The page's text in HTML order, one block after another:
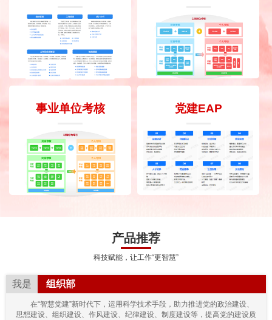
事业单位考核 党建EAP
产品推荐
科技赋能，让工作“更智慧”
我是 组织部
在“智慧党建”新时代下，运用科学技术手段，助力推进党的政治建设、
思想建设、组织建设、作风建设、纪律建设、制度建设等，提高党的建设质